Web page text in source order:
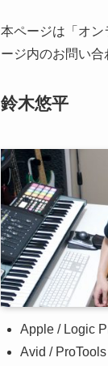
本ページは「オン
ージ内のお問い合
鈴木悠平
Apple / Logic
Avid / ProTools